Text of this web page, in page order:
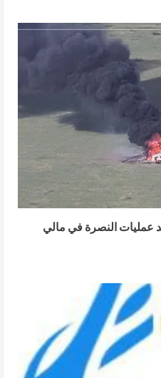
قتيل.. تصاعد عمليات النصرة في مالي